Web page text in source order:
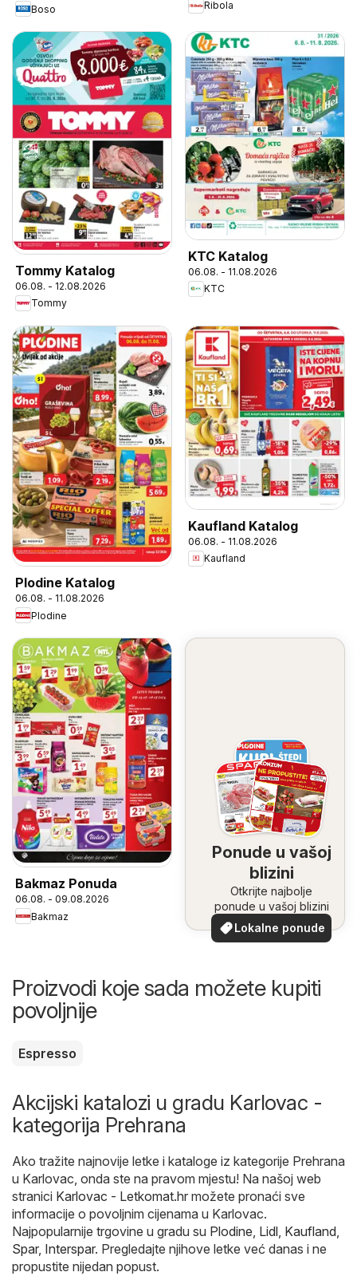
Boso Ribola
Tommy Katalog
06.08. - 12.08.2026
Tommy
KTC Katalog
06.08. - 11.08.2026
KTC
Plodine Katalog
06.08. - 11.08.2026
Plodine
Kaufland Katalog
06.08. - 11.08.2026
Kaufland
Bakmaz Ponuda
06.08. - 09.08.2026
Bakmaz
Ponude u vašoj
blizini
Otkrijte najbolje
ponude u vašoj blizini
Lokalne ponude
Proizvodi koje sada možete kupiti
povoljnije
Espresso
Akcijski katalozi u gradu Karlovac -
kategorija Prehrana
Ako tražite najnovije letke i kataloge iz kategorije Prehrana
u Karlovac, onda ste na pravom mjestu! Na našoj web
stranici Karlovac - Letkomat.hr možete pronaći sve
informacije o povoljnim cijenama u Karlovac.
Najpopularnije trgovine u gradu su Plodine, Lidl, Kaufland,
Spar, Interspar. Pregledajte njihove letke već danas i ne
propustite nijedan popust.